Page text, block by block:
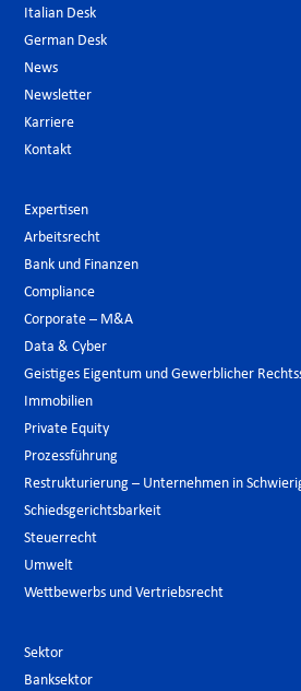
Italian Desk
German Desk
News
Newsletter
Karriere
Kontakt
Expertisen
Arbeitsrecht
Bank und Finanzen
Compliance
Corporate – M&A
Data & Cyber
Geistiges Eigentum und Gewerblicher
Immobilien
Private Equity
Prozessführung
Restrukturierung – Unternehmen in
Schiedsgerichtsbarkeit
Steuerrecht
Umwelt
Wettbewerbs und Vertriebsrecht
Sektor
Banksektor